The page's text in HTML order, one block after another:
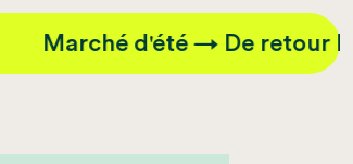
d'été → De retour le 30 mai